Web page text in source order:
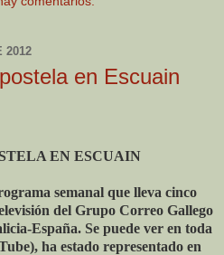
2012
en Escuain
EN ESCUAIN
semanal que lleva cinco
del Grupo Correo Gallego
España. Se puede ver en toda
ha estado representado en